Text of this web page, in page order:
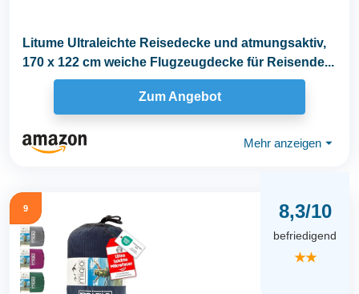
Litume Ultraleichte Reisedecke und atmungsaktiv,
170 x 122 cm weiche Flugzeugdecke für Reisende...
Zum Angebot
Mehr anzeigen ⏷
9 8,3/10
befriedigend
★★